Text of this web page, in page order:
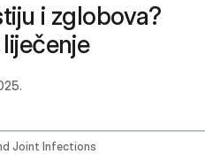
i zglobova?
Joint Infections